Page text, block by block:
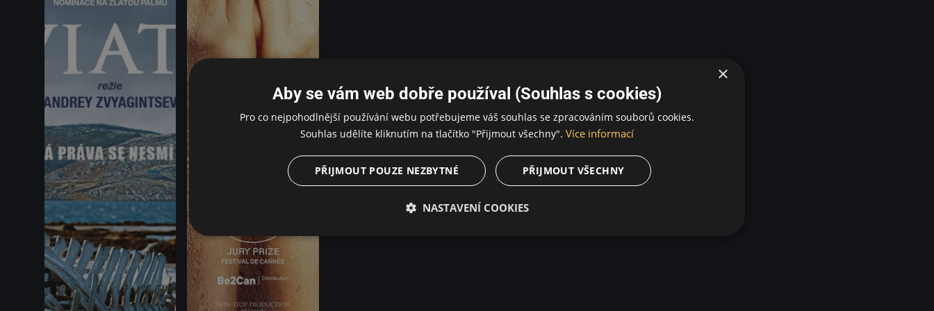
×
Aby se vám web dobře používal (Souhlas s cookies)
Pro co nejpohodlnější používání webu potřebujeme váš souhlas se zpracováním souborů cookies.
Souhlas udělíte kliknutím na tlačítko "Přijmout všechny". Více informací
PŘIJMOUT VŠECHNY
PŘIJMOUT POUZE NEZBYTNÉ
NASTAVENÍ COOKIES